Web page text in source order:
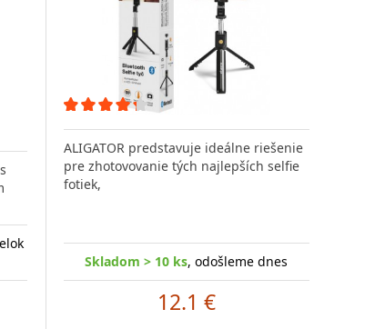
ALIGATOR predstavuje ideálne riešenie
pre zhotovovanie tých najlepších selfie
fotiek,
Skladom > 10 ks, odošleme dnes
12.1 €